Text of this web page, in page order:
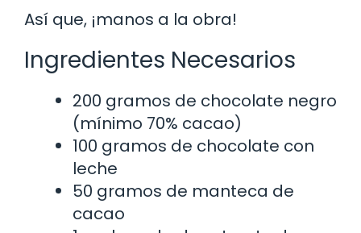
Así que, ¡manos a la obra!
Ingredientes Necesarios
200 gramos de chocolate negro
(mínimo 70% cacao)
100 gramos de chocolate con
leche
50 gramos de manteca de
cacao